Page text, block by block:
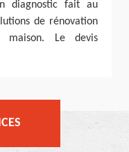
diagnostic fait au
de rénovation
maison. Le devis